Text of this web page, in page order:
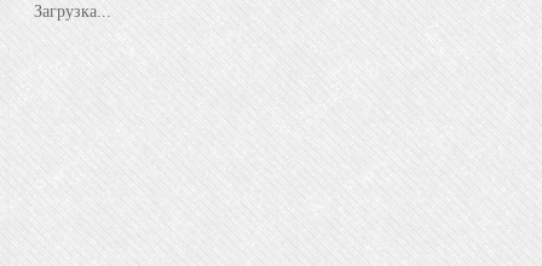
Загрузка...